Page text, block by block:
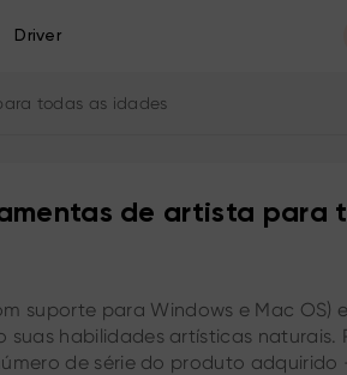
Driver
todas as idades
de artista para
suporte para Windows e Mac OS)
habilidades artísticas naturais.
de série do produto